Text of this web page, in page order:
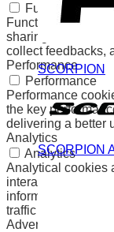
SCORPION
SCORPION
Functional
Functional
sharing the
collect feedbacks,
Performance
Performance
Performance
the key
delivering a better
Analytics
Analytics
Analytical cookies
interact with the
information on
traffic source, etc.
Advertisement